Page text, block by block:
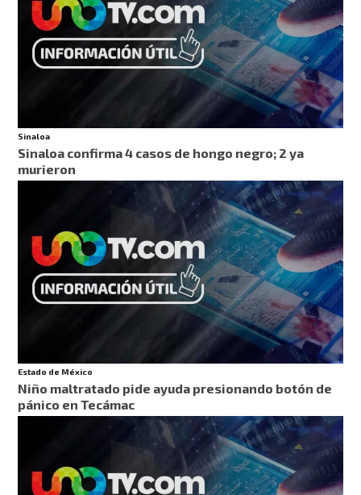
Sinaloa
Sinaloa confirma 4 casos de hongo negro; 2 ya
murieron
Estado de México
Niño maltratado pide ayuda presionando botón de
pánico en Tecámac